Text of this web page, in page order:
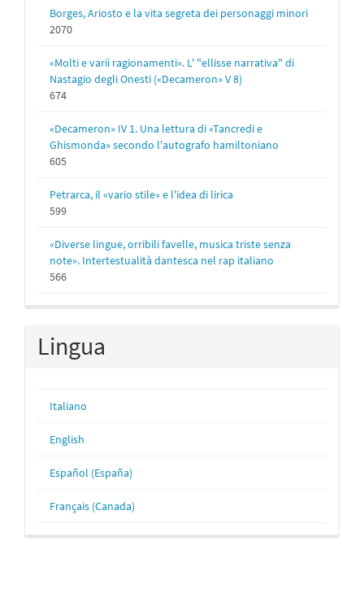
Borges, Ariosto e la vita segreta dei personaggi minori
2070
«Molti e varii ragionamenti». L' "ellisse narrativa" di
Nastagio degli Onesti («Decameron» V 8)
674
«Decameron» IV 1. Una lettura di «Tancredi e
Ghismonda» secondo l'autografo hamiltoniano
605
Petrarca, il «vario stile» e l'idea di lirica
599
«Diverse lingue, orribili favelle, musica triste senza
note». Intertestualità dantesca nel rap italiano
566
Lingua
Italiano
English
Español (España)
Français (Canada)